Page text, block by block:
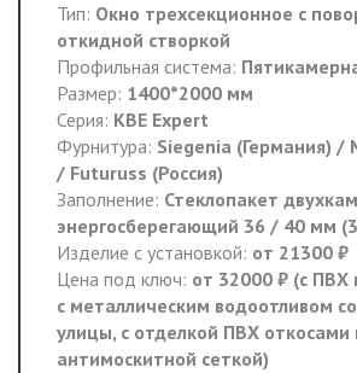
Тип: Окно трехсекционное с
откидной створкой
Профильная система:
Размер: 1400*2000 мм
Серия: КВЕ Expert
Фурнитура: Siegenia (Германия) /
/ Futuruss (Россия)
Заполнение: Стеклопакет
энергосберегающий 36 / 40 мм
Изделие с установкой: от 21300 ₽
Цена под ключ: от 32000 ₽ (с ПВХ
с металлическим водоотливом
улицы, с отделкой ПВХ откосами
антимоскитной сеткой)